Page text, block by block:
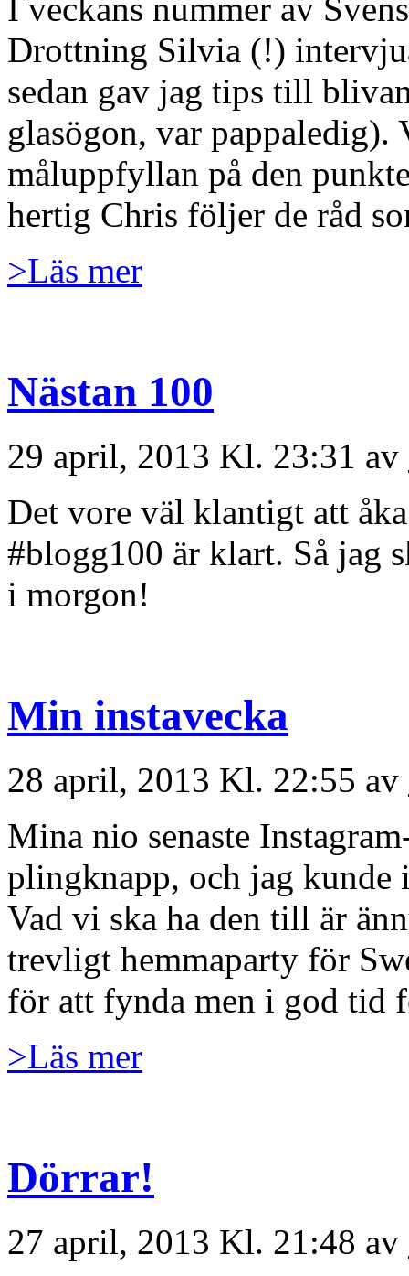
I veckans nummer av
Drottning Silvia (!)
sedan gav jag tips till
glasögon, var pappaledig).
måluppfyllan på den
hertig Chris följer de råd
>Läs mer
Nästan 100
29 april, 2013 Kl. 23:31 av
Det vore väl klantigt att
#blogg100 är klart. Så jag
i morgon!
Min instavecka
28 april, 2013 Kl. 22:55 av
Mina nio senaste
plingknapp, och jag kunde
Vad vi ska ha den till är
trevligt hemmaparty för
för att fynda men i god tid
>Läs mer
Dörrar!
27 april, 2013 Kl. 21:48 av